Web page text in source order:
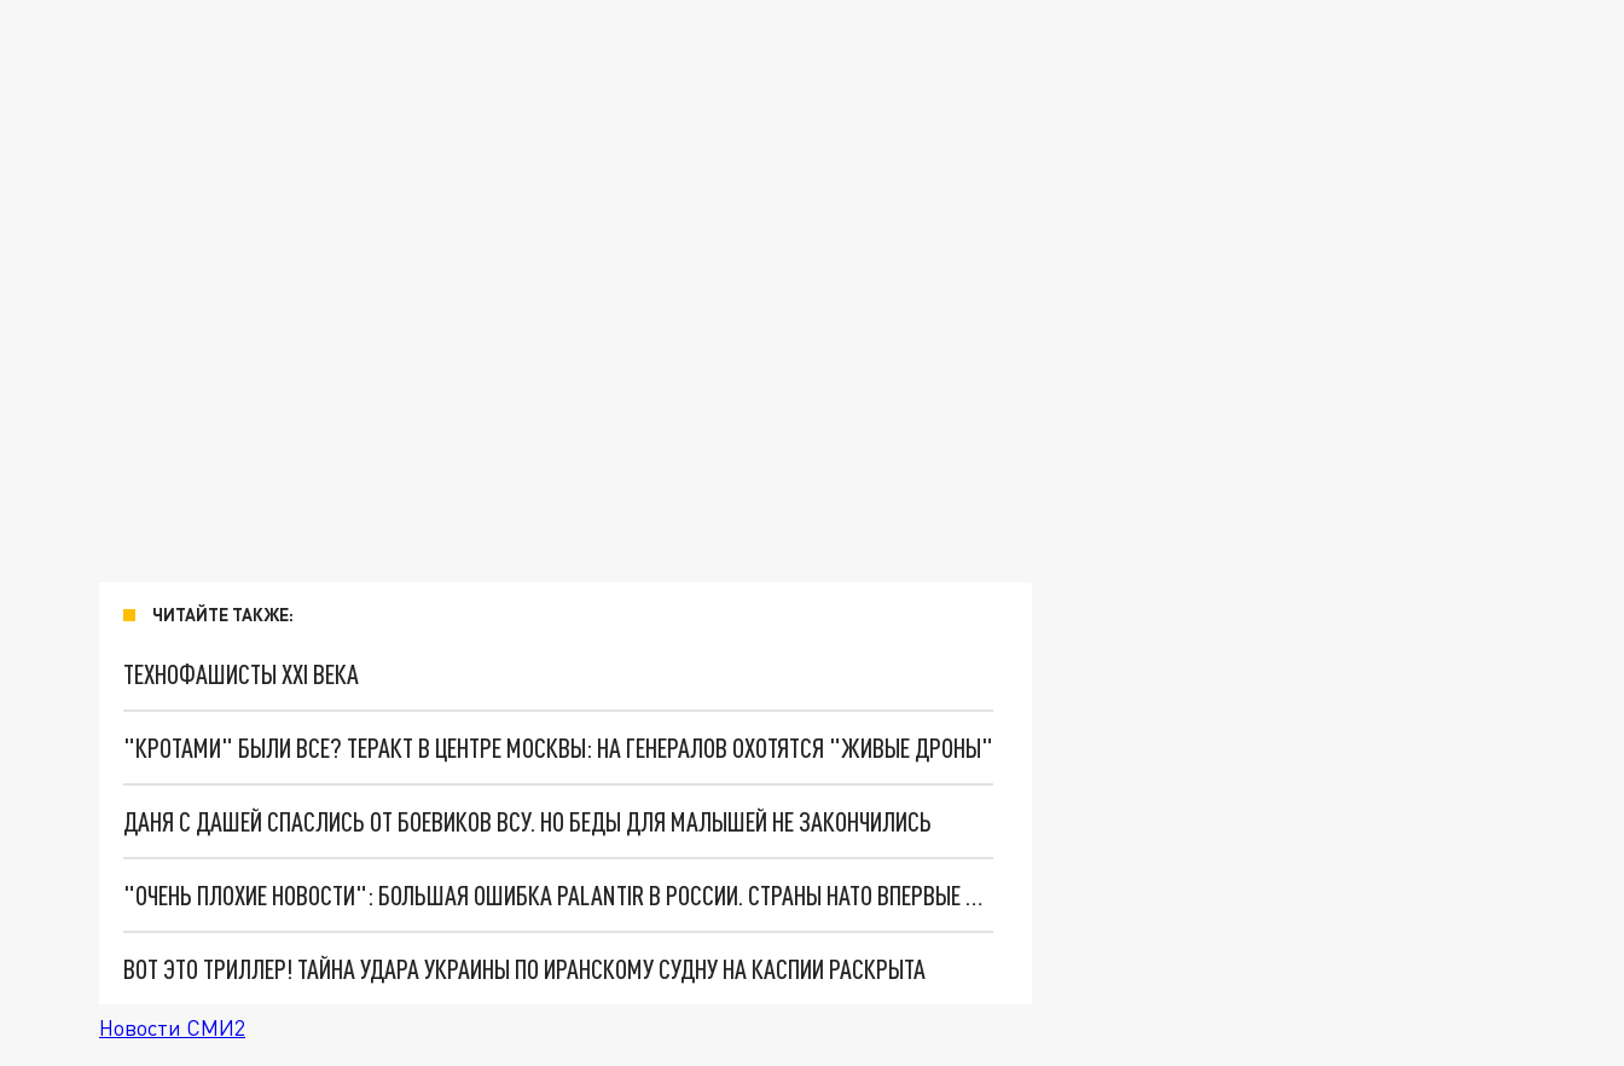
ЧИТАЙТЕ ТАКЖЕ:
ТЕХНОФАШИСТЫ XXI ВЕКА
"КРОТАМИ" БЫЛИ ВСЕ? ТЕРАКТ В ЦЕНТРЕ МОСКВЫ: НА ГЕНЕРАЛОВ ОХОТЯТСЯ "ЖИВЫЕ ДРОНЫ"
ДАНЯ С ДАШЕЙ СПАСЛИСЬ ОТ БОЕВИКОВ ВСУ. НО БЕДЫ ДЛЯ МАЛЫШЕЙ НЕ ЗАКОНЧИЛИСЬ
"ОЧЕНЬ ПЛОХИЕ НОВОСТИ": БОЛЬШАЯ ОШИБКА PALANTIR В РОССИИ. СТРАНЫ НАТО ВПЕРВЫЕ ЗА СВО ОСТАНОВИЛИ ПОСТАВКИ ОРУЖИЯ. ВСУ ТЕРЯЮТ ПРИГРАНИЧЬЕ?
ВОТ ЭТО ТРИЛЛЕР! ТАЙНА УДАРА УКРАИНЫ ПО ИРАНСКОМУ СУДНУ НА КАСПИИ РАСКРЫТА
Новости СМИ2